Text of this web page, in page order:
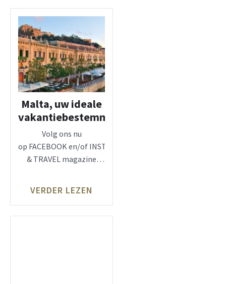
Malta, uw ideale
vakantiebestemming
Volg ons nu
op FACEBOOK en/of INSTAGRAM, zie: LUX
& TRAVEL magazine
VERDER LEZEN